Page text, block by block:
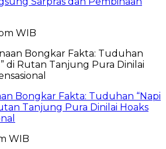
WIB
Bongkar Fakta: Tuduhan “Napi
Tanjung Pura Dinilai Hoaks
WIB